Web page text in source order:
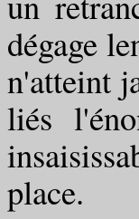
dégage
n'atteint
liés
place.